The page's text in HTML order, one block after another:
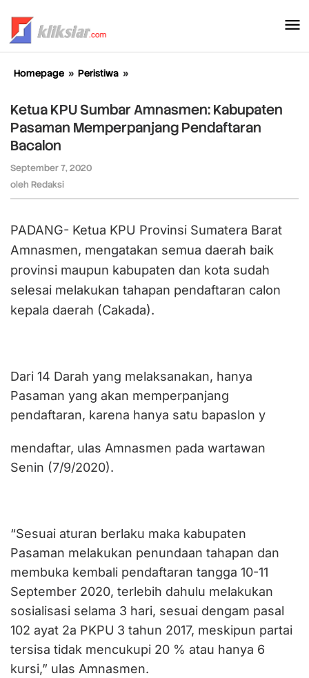
konten
Homepage » Peristiwa »
Sumbar
Amnasmen:
Kabupaten
Ketua KPU Sumbar Amnasmen: Kabupaten
Pasaman Memperpanjang Pendaftaran
Bacalon
September 7, 2020
oleh Redaksi
PADANG- Ketua KPU Provinsi Sumatera Barat
Amnasmen⁩, mengatakan semua daerah baik
provinsi maupun kabupaten dan kota sudah
selesai melakukan tahapan pendaftaran calon
kepala daerah (Cakada).
Dari 14 Darah yang melaksanakan, hanya
Pasaman yang akan memperpanjang
pendaftaran, karena hanya satu bapaslon y
mendaftar, ulas Amnasmen pada wartawan
Senin (7/9/2020).
“Sesuai aturan berlaku maka kabupaten
Pasaman melakukan penundaan tahapan dan
membuka kembali pendaftaran tangga 10-11
September 2020, terlebih dahulu melakukan
sosialisasi selama 3 hari, sesuai dengam pasal
102 ayat 2a PKPU 3 tahun 2017, meskipun partai
tersisa tidak mencukupi 20 % atau hanya 6
kursi,” ulas Amnasmen.